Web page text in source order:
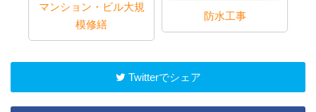
マンション・ビル大規
模修繕
防水工事
Twitterでシェア